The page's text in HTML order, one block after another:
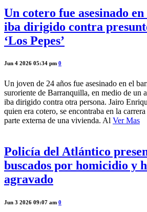
Un cotero fue asesinado
iba dirigido contra
‘Los Pepes’
Jun 4 2026 05:34 pm 0
Un joven de 24 años fue asesinado en el
suroriente de Barranquilla, en medio de un
iba dirigido contra otra persona. Jairo
quien era cotero, se encontraba en la
parte externa de una vivienda. Al Ver Mas
Policía del Atlántico
buscados por homicidio y
agravado
Jun 3 2026 09:07 am 0